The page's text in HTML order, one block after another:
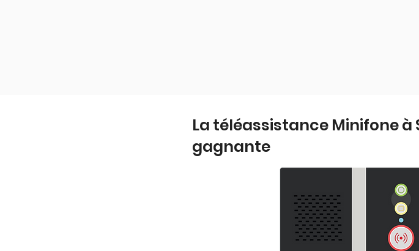
La téléassistance Minifone à
gagnante